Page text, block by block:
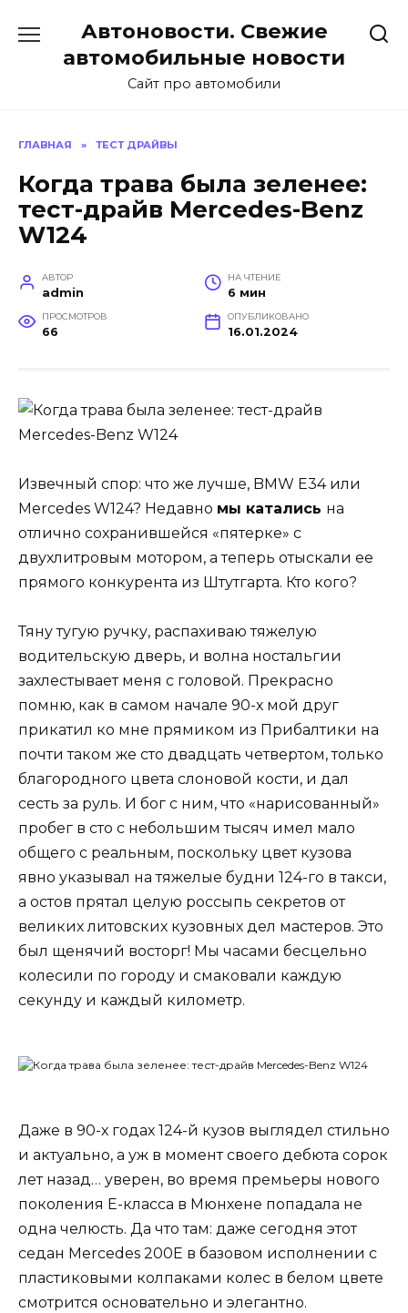
содержанию
Автоновости. Свежие
автомобильные новости
Сайт про автомобили
ГЛАВНАЯ » ТЕСТ ДРАЙВЫ
Когда трава была зеленее:
тест-драйв Mercedes-Benz
W124
АВТОР
admin
НА ЧТЕНИЕ
6 мин
ПРОСМОТРОВ
66
ОПУБЛИКОВАНО
16.01.2024
Извечный спор: что же лучше, BMW E34 или
Mercedes W124? Недавно мы катались на
отлично сохранившейся «пятерке» с
двухлитровым мотором, а теперь отыскали ее
прямого конкурента из Штутгарта. Кто кого?
Тяну тугую ручку, распахиваю тяжелую
водительскую дверь, и волна ностальгии
захлестывает меня с головой. Прекрасно
помню, как в самом начале 90-х мой друг
прикатил ко мне прямиком из Прибалтики на
почти таком же сто двадцать четвертом, только
благородного цвета слоновой кости, и дал
сесть за руль. И бог с ним, что «нарисованный»
пробег в сто с небольшим тысяч имел мало
общего с реальным, поскольку цвет кузова
явно указывал на тяжелые будни 124-го в такси,
а остов прятал целую россыпь секретов от
великих литовских кузовных дел мастеров. Это
был щенячий восторг! Мы часами бесцельно
колесили по городу и смаковали каждую
секунду и каждый километр.
Даже в 90-х годах 124-й кузов выглядел стильно
и актуально, а уж в момент своего дебюта сорок
лет назад… уверен, во время премьеры нового
поколения Е-класса в Мюнхене попадала не
одна челюсть. Да что там: даже сегодня этот
седан Mercedes 200E в базовом исполнении с
пластиковыми колпаками колес в белом цвете
смотрится основательно и элегантно.